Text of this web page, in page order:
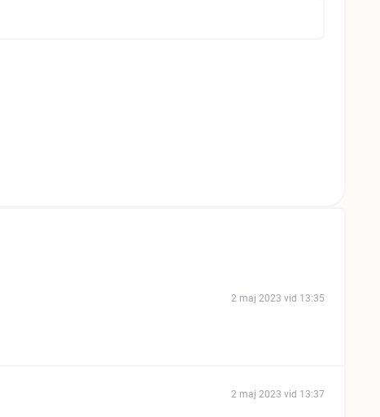
2 maj 2023 vid 13:35
2 maj 2023 vid 13:37